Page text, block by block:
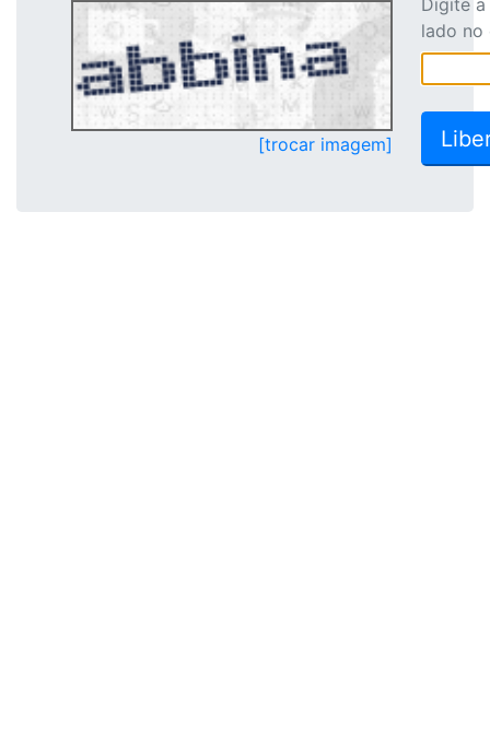
[trocar imagem]
Digite
lado no